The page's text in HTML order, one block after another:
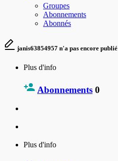
Groupes
Abonnements
Abonnés
janis63854957 n'a pas encore publié
Plus d'info
Abonnements 0
Plus d'info